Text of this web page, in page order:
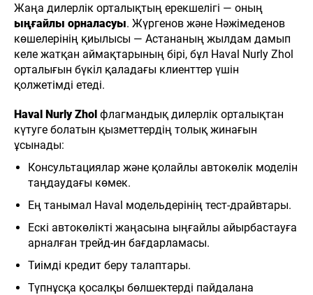
Жаңа дилерлік орталықтың ерекшелігі — оның
ыңғайлы орналасуы. Жүргенов және Нәжімеденов
көшелерінің қиылысы — Астананың жылдам дамып
келе жатқан аймақтарының бірі, бұл Haval Nurly Zhol
орталығын бүкіл қаладағы клиенттер үшін
қолжетімді етеді.
Haval Nurly Zhol флагмандық дилерлік орталықтан
күтуге болатын қызметтердің толық жинағын
ұсынады:
Консультациялар және қолайлы автокөлік моделін
таңдаудағы көмек.
Ең танымал Haval модельдерінің тест-драйвтары.
Ескі автокөлікті жаңасына ыңғайлы айырбастауға
арналған трейд-ин бағдарламасы.
Тиімді кредит беру талаптары.
Түпнұсқа қосалқы бөлшектерді пайдалана